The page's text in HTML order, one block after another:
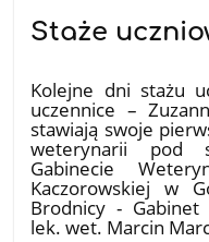
Staże
Kolejne dni stażu
uczennice –
stawiają swoje
weterynarii pod
Gabinecie
Kaczorowskiej w
Brodnicy -
lek. wet. Marcin